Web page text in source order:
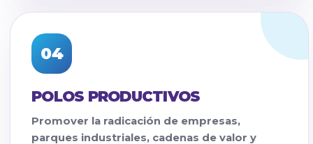
04
POLOS PRODUCTIVOS
Promover la radicación de empresas,
parques industriales, cadenas de valor y